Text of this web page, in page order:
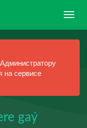
на сервисе
gaý